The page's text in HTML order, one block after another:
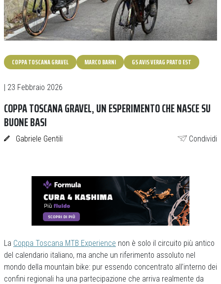
COPPA TOSCANA GRAVEL MARCO BARNI GS AVIS VERAG PRATO EST
| 23 Febbraio 2026
COPPA TOSCANA GRAVEL, UN ESPERIMENTO CHE NASCE SU
BUONE BASI
Gabriele Gentili Condividi
La Coppa Toscana MTB Experience non è solo il circuito più antico
del calendario italiano, ma anche un riferimento assoluto nel
mondo della mountain bike: pur essendo concentrato all’interno dei
confini regionali ha una partecipazione che arriva realmente da